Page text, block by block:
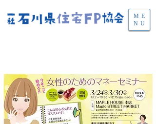
ME
NU